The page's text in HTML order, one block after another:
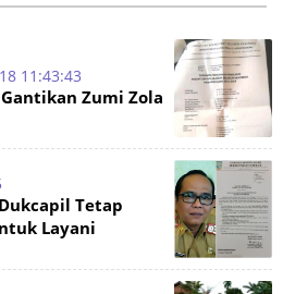
11:43:43
Zumi Zola
Tetap
Layani